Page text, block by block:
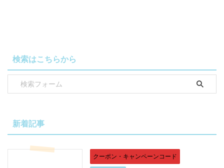
検索はこちらから
新着記事
クーポン・キャンペーンコード